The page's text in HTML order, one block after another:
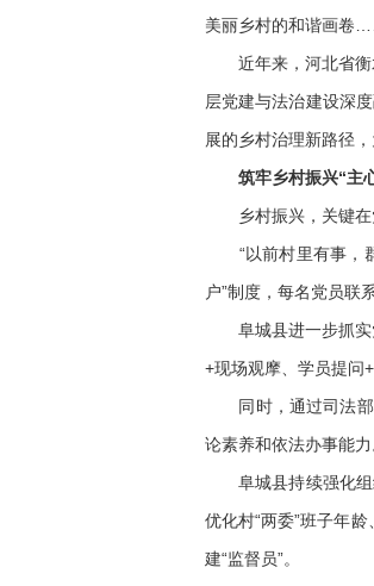
美丽乡村的和谐画卷
近年来，河北省衡水
层党建与法治建设深
展的乡村治理新路径
筑牢乡村振兴“主
乡村振兴，关键在党
“以前村里有事，群
户”制度，每名党员联
阜城县进一步抓实党
+现场观摩、学员提问
同时，通过司法部
论素养和依法办事能力
阜城县持续强化组
优化村“两委”班子年
建“监督员”。